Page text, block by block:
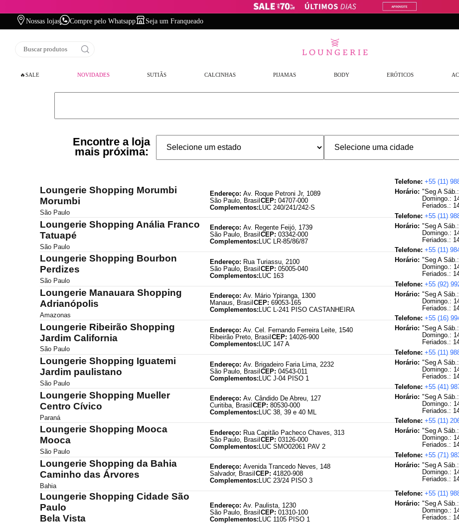
Nossas lojas Compre pelo Whatsapp Seja um Franqueado
Buscar produtos
🔥SALE NOVIDADES SUTIÃS CALCINHAS PIJAMAS BODY ERÓTICOS
Encontre a loja
mais próxima:
Loungerie Shopping Morumbi
Morumbi
São Paulo
Endereço: Av. Roque Petroni Jr, 1089
São Paulo, BrasilCEP: 04707-000
Complementos:LUC 240/241/242-S
Telefone: +55 (11)
Expediente:"Seg A
Domingo.:
Feriados.:
Loungerie Shopping Anália Franco
Tatuapé
São Paulo
Endereço: Av. Regente Feijó, 1739
São Paulo, Brasil CEP: 03342-000
Complementos: LUC LR-85/86/87
Telefone:+55 (11)
Expediente:"Seg A
Domingo.:
Feriados.:
Loungerie Shopping Bourbon
Perdizes
São Paulo
Endereço: Rua Turiassu, 2100
São Paulo, Brasil CEP: 05005-040
Complementos: LUC 163
Telefone:+55 (11)
Expediente:"Seg A
Domingo.:
Feriados.:
Loungerie Manauara Shopping
Adrianópolis
Amazonas
Endereço: Av. Mário Ypiranga, 1300
Manaus, Brasil CEP: 69053-165
Complementos: LUC L-241 PISO CASTANHEIRA
Telefone: +55 (92)
Expediente:"Seg A
Domingo.:
Feriados.:
Loungerie Ribeirão Shopping
Jardim California
São Paulo
Endereço: Av. Cel. Fernando Ferreira Leite, 1540
Ribeirão Preto, Brasil CEP: 14026-900
Complementos: LUC 147 A
Telefone:+55 (16)
Expediente:"Seg A
Domingo.:
Feriados.:
Loungerie Shopping Iguatemi
Jardim paulistano
São Paulo
Endereço: Av. Brigadeiro Faria Lima, 2232
São Paulo, BrasilCEP: 04543-011
Complementos:LUC J-04 PISO 1
Telefone:+55 (11)
Expediente:"Seg A
Domingo.:
Feriados.:
Loungerie Shopping Mueller
Centro Cívico
Paraná
Endereço: Av. Cândido De Abreu, 127
Curitiba, Brasil CEP: 80530-000
Complementos: LUC 38, 39 e 40 ML
Telefone:+55 (41)
Expediente:"Seg A
Domingo.:
Feriados.:
Loungerie Shopping Mooca
Mooca
São Paulo
Endereço: Rua Capitão Pacheco Chaves 313
São Paulo, Brasil CEP: 03126-000
Complementos: LUC SMO02061 PAV 2
Telefone:+55 (11)
Expediente:"Seg A
Domingo.:
Feriados.:
Loungerie Shopping da Bahia
Caminho das Árvores
Bahia
Endereço: Avenida Trancedo Neves, 148
Salvador, Brasil CEP: 41820-908
Complementos: LUC 23/24 PISO 3
Telefone: +55 (71)
Expediente:"Seg A
Domingo.:
Feriados.:
Loungerie Shopping Cidade São
Paulo
Bela Vista
Endereço: Av. Paulista, 1230
São Paulo, BrasilCEP: 01310-100
Complementos:LUC 1105 PISO 1
Telefone:+55 (11)
Expediente:"Seg A
Domingo.:
Feriados.: